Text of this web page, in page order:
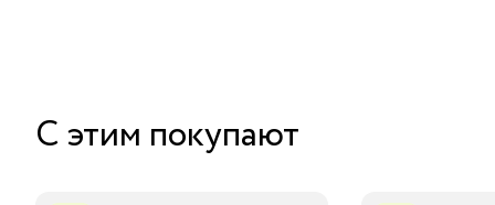
С этим покупают